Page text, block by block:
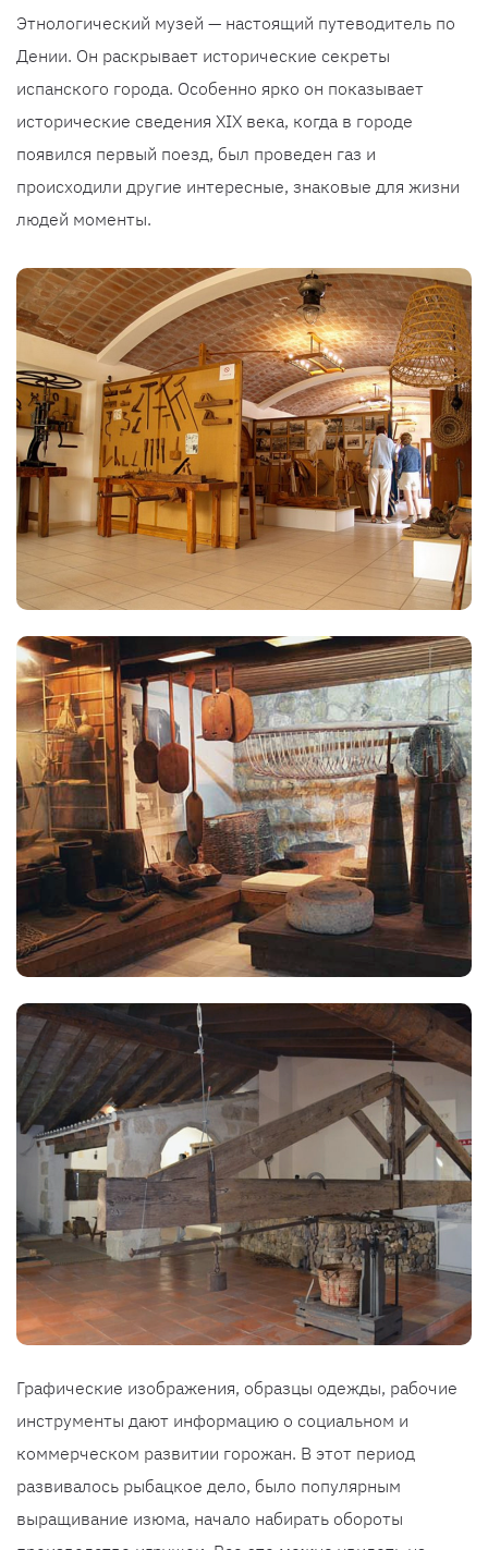
Этнологический музей — настоящий путеводитель по
Дении. Он раскрывает исторические секреты
испанского города. Особенно ярко он показывает
исторические сведения XIX века, когда в городе
появился первый поезд, был проведен газ и
происходили другие интересные, знаковые для жизни
людей моменты.
Графические изображения, образцы одежды, рабочие
инструменты дают информацию о социальном и
коммерческом развитии горожан. В этот период
развивалось рыбацкое дело, было популярным
выращивание изюма, начало набирать обороты